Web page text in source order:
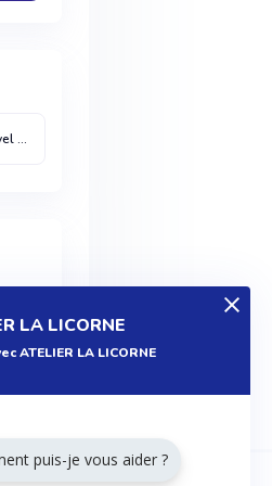
LA LICORNE
ATELIER LA LICORNE
puis-je vous aider ?
31250